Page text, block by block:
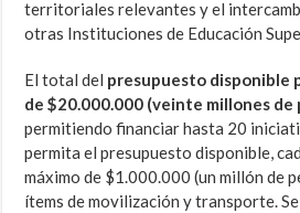
territoriales relevantes y el
otras Instituciones de Educación
El total del presupuesto disponible
de $20.000.000 (veinte millones de
permitiendo financiar hasta 20
permita el presupuesto disponible,
máximo de $1.000.000 (un millón de
ítems de movilización y transporte.